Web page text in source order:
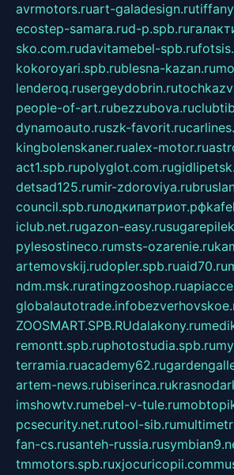
avrmotors.ruart-galadesign.ru
ecostep-samara.rud-p.spb.ru
sko.com.rudavitamebel-spb.ru
kokoroyari.spb.rublesna-kazan.ru
lenderoq.rusergeydobrin.ru
people-of-art.rubezzubova.ru
dynamoauto.ruszk-favorit.ru
kingbolenskaner.rualex-motor.ru
act1.spb.rupolyglot.com.ru
detsad125.rumir-zdoroviya.ru
council.spb.ruлодкипатриот.рф
iclub.net.rugazon-easy.ru
pylesostineco.rumsts-ozarenie.ru
artemovskij.rudopler.spb.ruaid70.ru
ndm.msk.ruratingzooshop.ru
globalautotrade.info
ZOOSMART.SPB.RUdalakony.ru
remontt.spb.ruphotostudia.spb.ru
terramia.ruacademy62.ru
artem-news.rubiserinca.ru
imshowtv.rumebel-v-tule.ru
pcsecurity.net.rutool-sib.ru
fan-cs.rusanteh-russia.ru
tmmotors.spb.ruxjocuricopii.com